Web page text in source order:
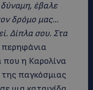
έβαλε
δρόμο μας…
Δίπλα σου. Στα
που η Καρολίνα
παγκόσμιας